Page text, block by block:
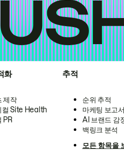
화
제작
컬 Site Health
PR
추적
순위 추적
마케팅 보고
AI 브랜드 감
백링크 분석
모든 항목을